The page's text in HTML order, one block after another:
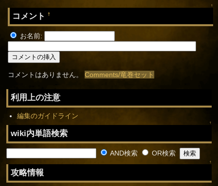
↑
コメント†
お名前:
コメントはありません。Comments/竜巻セット
利用上の注意
編集のガイドライン
↑
wiki内単語検索
AND検索 OR検索
↑
攻略情報